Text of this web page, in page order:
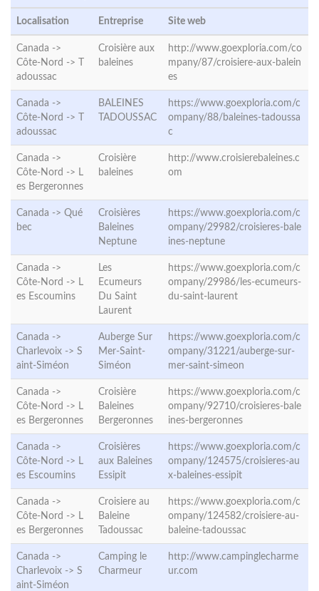
Localisation Entreprise Site web
Canada ->
Côte-Nord ->
adoussac
Croisière aux
baleines
http://www.goexploria.com/co
mpany/87/croisiere-aux-balein
es
Canada ->
Côte-Nord ->
adoussac
BALEINES
TADOUSSAC
https://www.goexploria.com/c
ompany/88/baleines-tadoussa
c
Canada ->
Côte-Nord -> L
es Bergeronnes
Croisière
baleines
http://www.croisierebaleines.c
om
Canada -> Qué
bec
Croisières
Baleines
Neptune
https://www.goexploria.com/c
ompany/29982/croisieres-bale
ines-neptune
Canada ->
Côte-Nord -> L
es Escoumins
Les
Ecumeurs
Du Saint
Laurent
https://www.goexploria.com/c
ompany/29986/les-ecumeurs-
du-saint-laurent
Canada ->
Charlevoix -> S
aint-Siméon
Auberge Sur
Mer-Saint-
Siméon
https://www.goexploria.com/c
ompany/31221/auberge-sur-
mer-saint-simeon
Canada ->
Côte-Nord -> L
es Bergeronnes
Croisière
Baleines
Bergeronnes
https://www.goexploria.com/c
ompany/92710/croisieres-bale
ines-bergeronnes
Canada ->
Côte-Nord -> L
es Escoumins
Croisières
aux Baleines
Essipit
https://www.goexploria.com/c
ompany/124575/croisieres-au
x-baleines-essipit
Canada ->
Côte-Nord -> L
es Bergeronnes
Croisiere au
Baleine
Tadoussac
https://www.goexploria.com/c
ompany/124582/croisiere-au-
baleine-tadoussac
Canada ->
Charlevoix -> S
aint-Siméon
Camping le
Charmeur
http://www.campinglecharme
ur.com